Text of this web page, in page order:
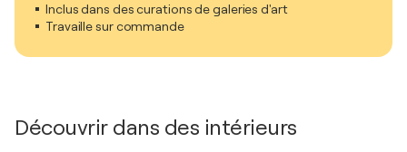
Inclus dans des curations de galeries d'art
Travaille sur commande
Découvrir dans des intérieurs